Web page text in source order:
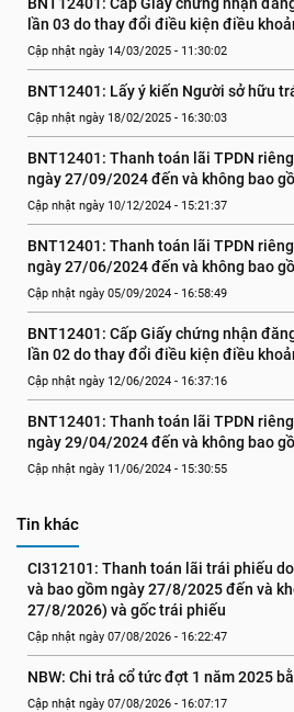
lần 03 do thay đổi điều kiện điều
Cập nhật ngày 14/03/2025 - 11:30:02
BNT12401: Lấy ý kiến Người sở hữu
Cập nhật ngày 18/02/2025 - 16:30:03
BNT12401: Thanh toán lãi TPDN
ngày 27/09/2024 đến và không bao
Cập nhật ngày 10/12/2024 - 15:21:37
BNT12401: Thanh toán lãi TPDN
ngày 27/06/2024 đến và không bao
Cập nhật ngày 05/09/2024 - 16:58:49
BNT12401: Cấp Giấy chứng nhận
lần 02 do thay đổi điều kiện điều
Cập nhật ngày 12/06/2024 - 16:37:16
BNT12401: Thanh toán lãi TPDN
ngày 29/04/2024 đến và không bao
Cập nhật ngày 11/06/2024 - 15:30:55
Tin khác
CI312101: Thanh toán lãi trái phiếu
và bao gồm ngày 27/8/2025 đến và
27/8/2026) và gốc trái phiếu
Cập nhật ngày 07/08/2026 - 16:22:47
NBW: Chi trả cổ tức đợt 1 năm 2025
Cập nhật ngày 07/08/2026 - 16:07:17